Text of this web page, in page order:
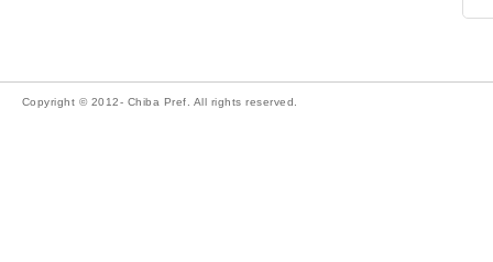
Copyright © 2012- Chiba Pref. All rights reserved.